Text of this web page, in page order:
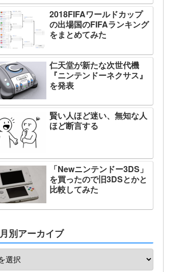
2018FIFAワールドカップ
の出場国のFIFAランキング
をまとめてみた
仁天堂が新たな次世代機
『ニンテンドーネクサス』
を発表
賢い人ほど迷い、無知な人
ほど断言する
「Newニンテンドー3DS」
を買ったので旧3DSとかと
比較してみた
月別アーカイブ